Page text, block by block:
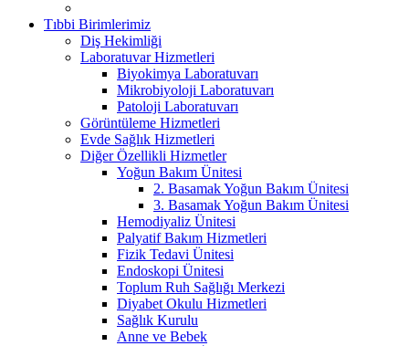
Tıbbi Birimlerimiz
Diş Hekimliği
Laboratuvar Hizmetleri
Biyokimya Laboratuvarı
Mikrobiyoloji Laboratuvarı
Patoloji Laboratuvarı
Görüntüleme Hizmetleri
Evde Sağlık Hizmetleri
Diğer Özellikli Hizmetler
Yoğun Bakım Ünitesi
2. Basamak Yoğun Bakım Ünitesi
3. Basamak Yoğun Bakım Ünitesi
Hemodiyaliz Ünitesi
Palyatif Bakım Hizmetleri
Fizik Tedavi Ünitesi
Endoskopi Ünitesi
Toplum Ruh Sağlığı Merkezi
Diyabet Okulu Hizmetleri
Sağlık Kurulu
Anne ve Bebek